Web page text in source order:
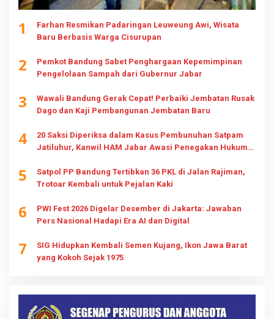
1
Farhan Resmikan Padaringan Leuweung Awi, Wisata
Baru Berbasis Warga Cisurupan
2
Pemkot Bandung Sabet Penghargaan Kepemimpinan
Pengelolaan Sampah dari Gubernur Jabar
3
Wawali Bandung Gerak Cepat! Perbaiki Jembatan Rusak
Dago dan Kaji Pembangunan Jembatan Baru
4
20 Saksi Diperiksa dalam Kasus Pembunuhan Satpam
Jatiluhur, Kanwil HAM Jabar Awasi Penegakan Hukum
5
Satpol PP Bandung Tertibkan 36 PKL di Jalan Rajiman,
Trotoar Kembali untuk Pejalan Kaki
6
PWI Fest 2026 Digelar Desember di Jakarta: Jawaban
Pers Nasional Hadapi Era AI dan Digital
7
SIG Hidupkan Kembali Semen Kujang, Ikon Jawa Barat
yang Kokoh Sejak 1975